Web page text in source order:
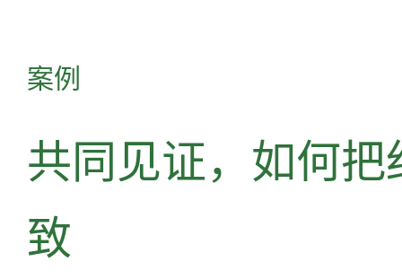
案例
共同见证，如何把
致